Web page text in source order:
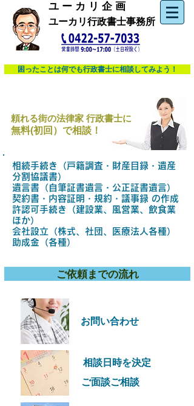
​ユ ー カ リ 企 画
ユーカリ行政書士事務所
困ったことは何でも行政書士に相談してみよう！
頼れる街の法律家 行政書士に
​無料(初回）で相談！
相続手続き（戸籍調査・財産目録・遺産
分割協議書）
遺言書（自筆証書遺言・公正証書遺言）
​契約書 ・ 内容証明 ・規約・議事録 の作成
許認可手続き （建設業、 風営業、飲食業
ほか）
​会社設立（株式、社団、医療法人各種）
助成金（各種）
ご依頼までの流れ
​お問い合わせ
​ご面談ご相談
相談日時を決定